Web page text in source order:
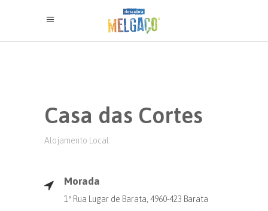
Casa das Cortes
Alojamento Local
Morada
1ª Rua Lugar de Barata, 4960-423 Barata